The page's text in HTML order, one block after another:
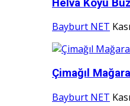
Helva Köyü
Bayburt NET
Çimağıl
Bayburt NET